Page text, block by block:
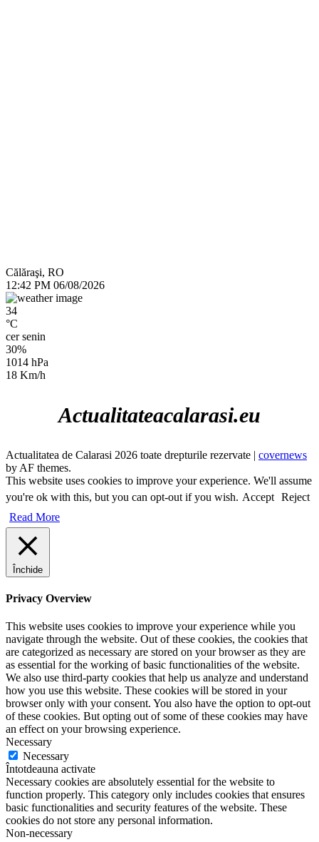
Călăraşi, RO
12:42 PM 06/08/2026
34
°C
cer senin
30%
1014 hPa
18 Km/h
Actualitateacalarasi.eu
Actualitatea de Calarasi 2026 toate drepturile rezervate | covernews
by AF themes.
This website uses cookies to improve your experience. We'll assume
you're ok with this, but you can opt-out if you wish. Accept Reject
Read More
Închide
Privacy Overview
This website uses cookies to improve your experience while you
navigate through the website. Out of these cookies, the cookies that
are categorized as necessary are stored on your browser as they are
as essential for the working of basic functionalities of the website.
We also use third-party cookies that help us analyze and understand
how you use this website. These cookies will be stored in your
browser only with your consent. You also have the option to opt-out
of these cookies. But opting out of some of these cookies may have
an effect on your browsing experience.
Necessary
Necessary
Întotdeauna activate
Necessary cookies are absolutely essential for the website to
function properly. This category only includes cookies that ensures
basic functionalities and security features of the website. These
cookies do not store any personal information.
Non-necessary